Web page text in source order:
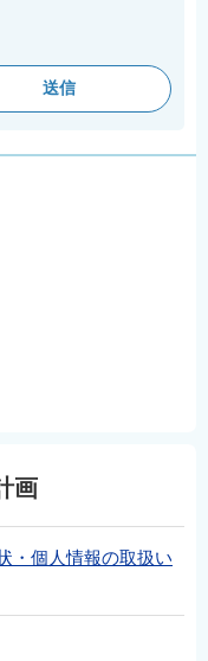
画
・個人情報の取扱い